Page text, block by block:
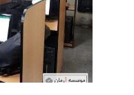
ترجمه عربی به فارسی
مشاهده همه زبان ها
سفارش ویرایش
سفارش پارافریز
سفارش فرمت‌بندی
سفارش کاهش کمیت